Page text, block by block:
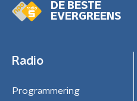
DE BESTE
EVERGREENS
Radio
Programmering